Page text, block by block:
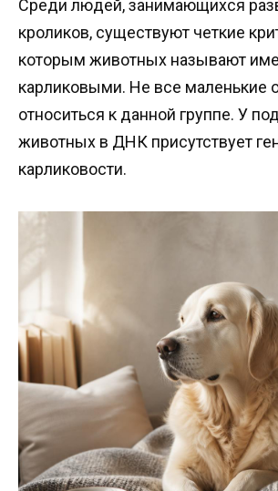
Среди людей, занимающихся
кроликов, существуют четкие
которым животных называют
карликовыми. Не все маленькие
относиться к данной группе. У
животных в ДНК присутствует
карликовости.